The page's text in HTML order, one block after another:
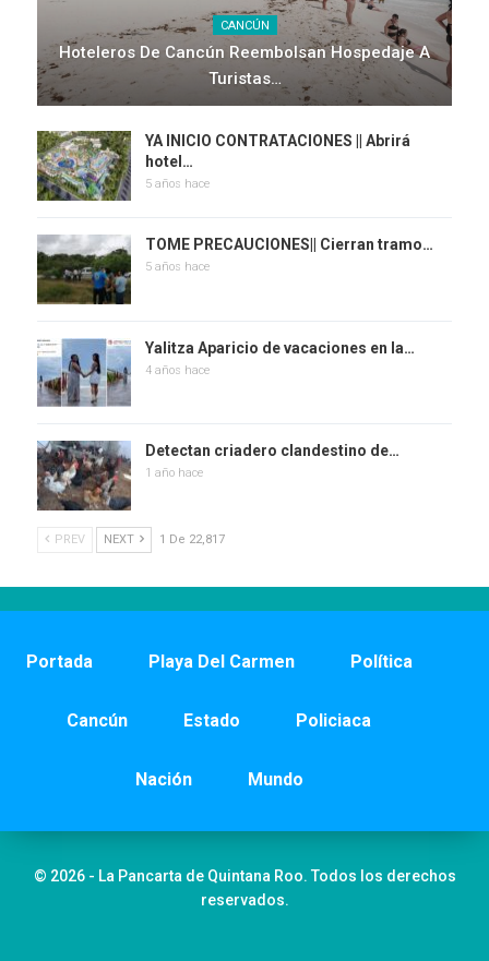
CANCÚN
Hoteleros De Cancún Reembolsan Hospedaje A
Turistas…
YA INICIO CONTRATACIONES || Abrirá
hotel…
5 años hace
TOME PRECAUCIONES|| Cierran tramo…
5 años hace
Yalitza Aparicio de vacaciones en la…
4 años hace
Detectan criadero clandestino de…
1 año hace
PREV NEXT 1 De 22,817
Portada Playa Del Carmen Política
Cancún Estado Policiaca
Nación Mundo
© 2026 - La Pancarta de Quintana Roo. Todos los derechos
reservados.